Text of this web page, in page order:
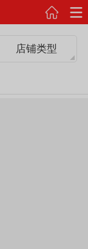
店铺类型